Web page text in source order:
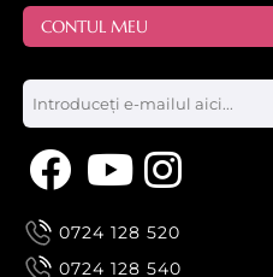
CONTUL MEU
0724 128 520
0724 128 540